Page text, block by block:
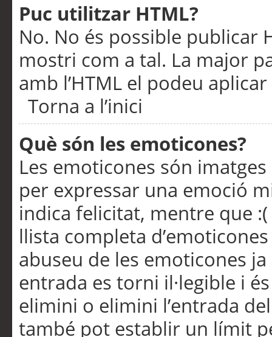
Puc utilitzar HTML?
No. No és possible publicar
mostri com a tal. La major
amb l’HTML el podeu
Torna a l’inici
Què són les emoticones?
Les emoticones són
per expressar una emoció
indica felicitat, mentre que
llista completa
abuseu de les emoticones
entrada es torni il·legible i
elimini o elimini l’entrada
també pot establir un límit